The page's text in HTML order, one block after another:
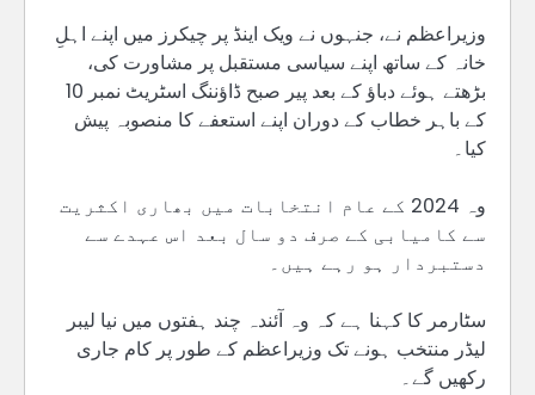
وزیراعظم نے، جنہوں نے ویک اینڈ پر چیكرز میں اپنے اہلِ
خانہ کے ساتھ اپنے سیاسی مستقبل پر مشاورت کی،
بڑھتے ہوئے دباؤ کے بعد پیر صبح ڈاؤننگ اسٹریٹ نمبر 10
کے باہر خطاب کے دوران اپنے استعفے کا منصوبہ پیش
کیا۔
وہ 2024 کے عام انتخابات میں بھاری اکثریت
سے کامیابی کے صرف دو سال بعد اس عہدے سے
دستبردار ہو رہے ہیں۔
سٹارمر کا کہنا ہے کہ وہ آئندہ چند ہفتوں میں نیا لیبر
لیڈر منتخب ہونے تک وزیراعظم کے طور پر کام جاری
رکھیں گے۔